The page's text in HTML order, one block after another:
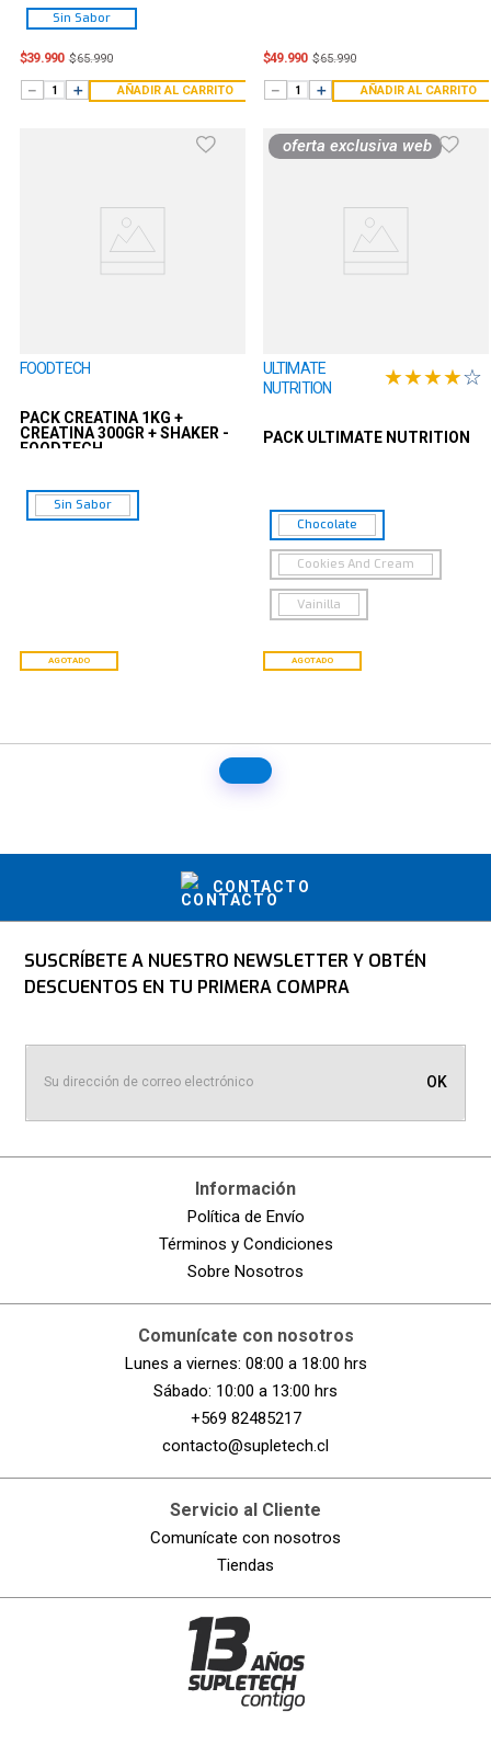
Sin Sabor
$39.990 $65.990
＋
－ AÑADIR AL CARRITO
$49.990 $65.990
＋
－ AÑADIR AL CARRITO
FOODTECH
PACK CREATINA 1KG +
CREATINA 300GR + SHAKER -
FOODTECH
Sin Sabor
AGOTADO
oferta exclusiva web
ULTIMATE
NUTRITION
★★★★☆
PACK ULTIMATE NUTRITION
Chocolate
Cookies And Cream
Vainilla
AGOTADO
CONTACTO
SUSCRÍBETE A NUESTRO NEWSLETTER Y OBTÉN
DESCUENTOS EN TU PRIMERA COMPRA
OK
Información
Política de Envío
Términos y Condiciones
Sobre Nosotros
Comunícate con nosotros
Lunes a viernes: 08:00 a 18:00 hrs
Sábado: 10:00 a 13:00 hrs
+569 82485217
contacto@supletech.cl
Servicio al Cliente
Comunícate con nosotros
Tiendas